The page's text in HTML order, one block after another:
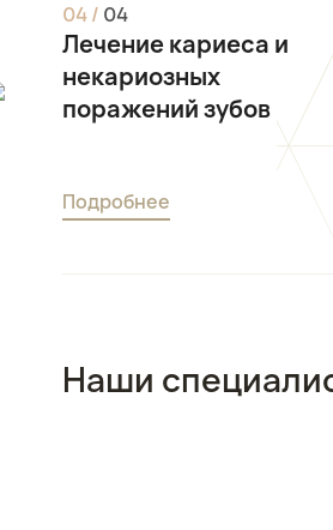
04/ 04
Лечение кариеса и
некариозных
поражений зубов
Подробнее
Наши